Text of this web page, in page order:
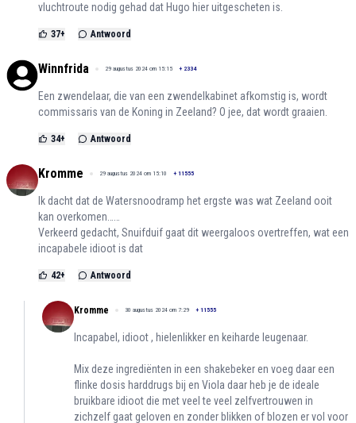
vluchtroute nodig gehad dat Hugo hier uitgescheten is.
37+ Antwoord
Winnfrida 29 augustus 2024 om 15:15 + 2334
Een zwendelaar, die van een zwendelkabinet afkomstig is, wordt
commissaris van de Koning in Zeeland? O jee, dat wordt graaien.
34+ Antwoord
Kromme 29 augustus 2024 om 15:10 + 11555
Ik dacht dat de Watersnoodramp het ergste was wat Zeeland ooit
kan overkomen……
Verkeerd gedacht, Snuifduif gaat dit weergaloos overtreffen, wat een
incapabele idioot is dat
42+ Antwoord
Kromme 30 augustus 2024 om 7:29 + 11555
Incapabel, idioot , hielenlikker en keiharde leugenaar.
Mix deze ingrediënten in een shakebeker en voeg daar een
flinke dosis harddrugs bij en Viola daar heb je de ideale
bruikbare idioot die met veel te veel zelfvertrouwen in
zichzelf gaat geloven en zonder blikken of blozen er vol voor